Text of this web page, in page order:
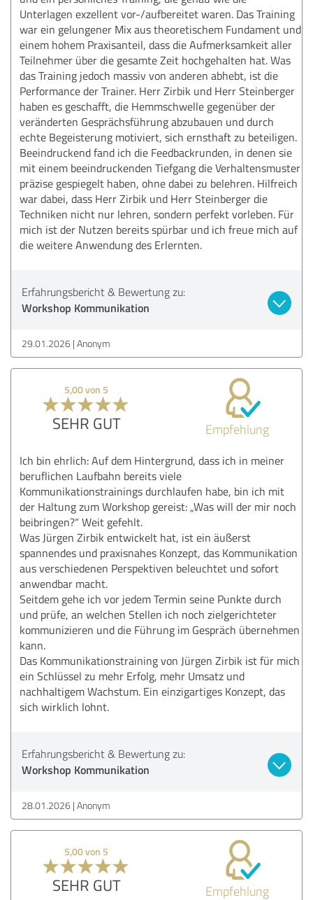
Unterlagen exzellent vor-/aufbereitet waren. Das Training
war ein gelungener Mix aus theoretischem Fundament und
einem hohem Praxisanteil, dass die Aufmerksamkeit aller
Teilnehmer über die gesamte Zeit hochgehalten hat. Was
das Training jedoch massiv von anderen abhebt, ist die
Performance der Trainer. Herr Zirbik und Herr Steinberger
haben es geschafft, die Hemmschwelle gegenüber der
veränderten Gesprächsführung abzubauen und durch
echte Begeisterung motiviert, sich ernsthaft zu beteiligen.
Beeindruckend fand ich die Feedbackrunden, in denen sie
mit einem beeindruckenden Tiefgang die Verhaltensmuster
präzise gespiegelt haben, ohne dabei zu belehren. Hilfreich
war dabei, dass Herr Zirbik und Herr Steinberger die
Techniken nicht nur lehren, sondern perfekt vorleben. Für
mich ist der Nutzen bereits spürbar und ich freue mich auf
die weitere Anwendung des Erlernten.
Erfahrungsbericht & Bewertung zu:
Workshop Kommunikation
29.01.2026 Anonym
5,00 von 5
SEHR GUT Empfehlung
Ich bin ehrlich: Auf dem Hintergrund, dass ich in meiner
beruflichen Laufbahn bereits viele
Kommunikationstrainings durchlaufen habe, bin ich mit
der Haltung zum Workshop gereist: „Was will der mir noch
beibringen?“ Weit gefehlt.
Was Jürgen Zirbik entwickelt hat, ist ein äußerst
spannendes und praxisnahes Konzept, das Kommunikation
aus verschiedenen Perspektiven beleuchtet und sofort
anwendbar macht.
Seitdem gehe ich vor jedem Termin seine Punkte durch
und prüfe, an welchen Stellen ich noch zielgerichteter
kommunizieren und die Führung im Gespräch übernehmen
kann.
Das Kommunikationstraining von Jürgen Zirbik ist für mich
ein Schlüssel zu mehr Erfolg, mehr Umsatz und
nachhaltigem Wachstum. Ein einzigartiges Konzept, das
sich wirklich lohnt.
Erfahrungsbericht & Bewertung zu:
Workshop Kommunikation
28.01.2026 Anonym
5,00 von 5
SEHR GUT Empfehlung